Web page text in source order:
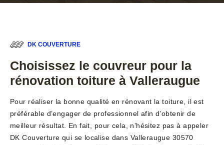
DK COUVERTURE
Choisissez le couvreur pour la
rénovation toiture à Valleraugue
Pour réaliser la bonne qualité en rénovant la toiture, il est
préférable d’engager de professionnel afin d’obtenir de
meilleur résultat. En fait, pour cela, n’hésitez pas à appeler
DK Couverture qui se localise dans Valleraugue 30570